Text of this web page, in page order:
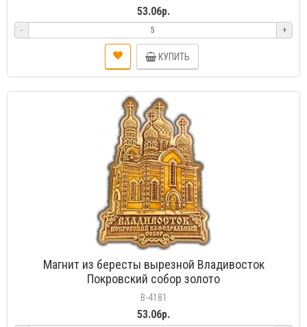
53.06р.
- +
КУПИТЬ
Магнит из бересты вырезной Владивосток
Покровский собор золото
В-4181
53.06р.